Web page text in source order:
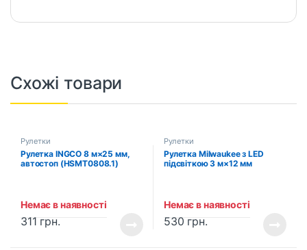
Схожі товари
Рулетки
Рулетка INGCO 8 м×25 мм,
автостоп (HSMT0808.1)
Немає в наявності
311 грн.
Рулетки
Рулетка Milwaukee з LED
підсвіткою 3 м×12 мм
Немає в наявності
530 грн.